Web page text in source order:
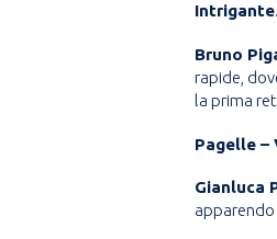
Intrigante.
Bruno
rapide,
la prima
Pagelle –
Gianluca